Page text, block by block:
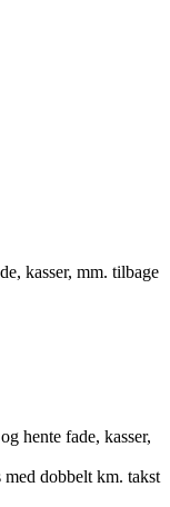
kasser, mm. tilbage
hente fade, kasser,
dobbelt km. takst